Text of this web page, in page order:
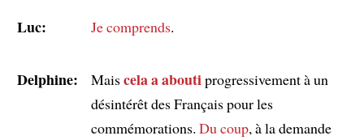
Luc: Je comprends.
Delphine: Maiscela a aboutiprogressivement à un
désintérêt des Français pour les
commémorations. Du coup, à la demande